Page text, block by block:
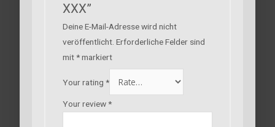
XXX”
Deine E-Mail-Adresse wird nicht
veröffentlicht. Erforderliche Felder sind
mit*markiert
Your rating *
Your review*